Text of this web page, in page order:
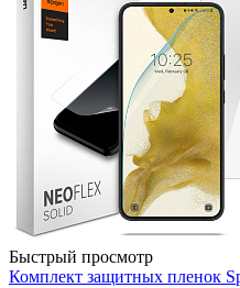
Быстрый просмотр
Комплект защитных пленок